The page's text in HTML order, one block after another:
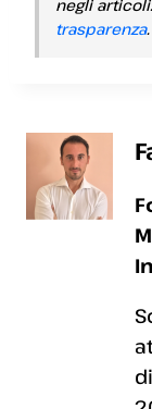
negli articoli.
trasparenza.